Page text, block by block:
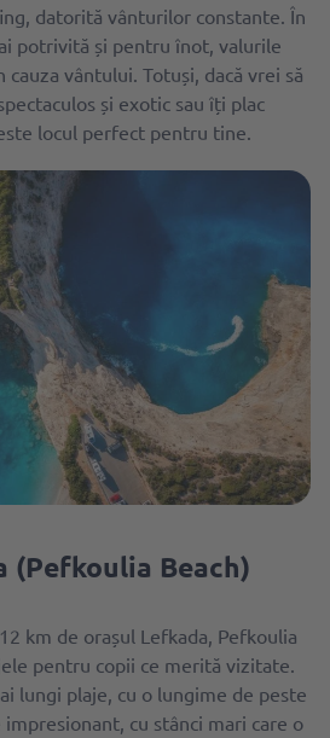
datorită vânturilor constante. În
potrivită și pentru înot, valurile
vântului. Totuși, dacă vrei să
și exotic sau îți plac
locul perfect pentru tine.
(Pefkoulia Beach)
km de orașul Lefkada, Pefkoulia
pentru copii ce merită vizitate.
lungi plaje, cu o lungime de peste
impresionant, cu stânci mari care o